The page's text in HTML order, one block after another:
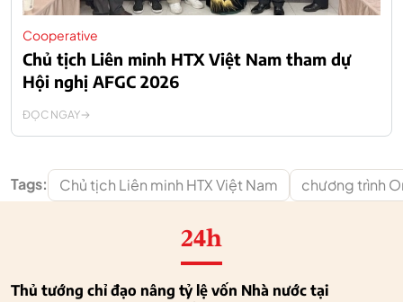
Cooperative
Chủ tịch Liên minh HTX Việt Nam tham dự
Hội nghị AFGC 2026
ĐỌC NGAY
Tags: Chủ tịch Liên minh HTX Việt Nam chương trình
24h
Thủ tướng chỉ đạo nâng tỷ lệ vốn Nhà nước tại